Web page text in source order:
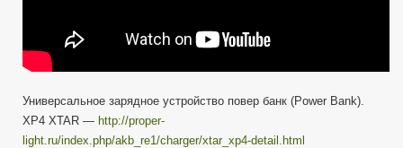
Универсальное зарядное устройство повер банк (Power Bank).
XP4 XTAR — http://proper-
light.ru/index.php/akb_re1/charger/xtar_xp4-detail.html